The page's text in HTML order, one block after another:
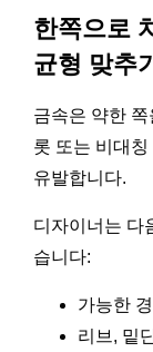
한쪽으로
균형 맞추기
금속은 약한
롯 또는 비대
유발합니다.
디자이너는 다
습니다:
가능한
리브, 밑